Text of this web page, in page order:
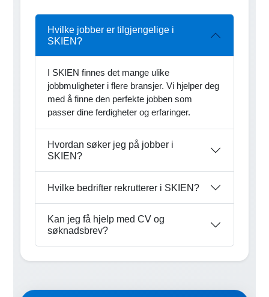
Hvilke jobber er tilgjengelige i
SKIEN?
I SKIEN finnes det mange ulike
jobbmuligheter i flere bransjer. Vi hjelper deg
med å finne den perfekte jobben som
passer dine ferdigheter og erfaringer.
Hvordan søker jeg på jobber i
SKIEN?
Hvilke bedrifter rekrutterer i SKIEN?
Kan jeg få hjelp med CV og
søknadsbrev?